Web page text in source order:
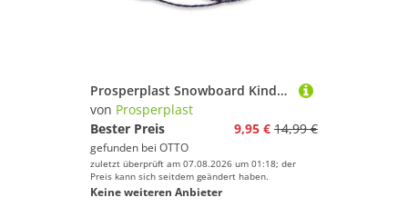
Prosperplast Snowboard Kinder Snowboard mit Halteseil Mini Snowboard, Lern-Snowboard Freestyleboard Gleitboard
von Prosperplast
Bester Preis
9,95 € 14,99 €
gefunden bei OTTO
zuletzt überprüft am 07.08.2026 um 01:18; der
Preis kann sich seitdem geändert haben.
Keine weiteren Anbieter